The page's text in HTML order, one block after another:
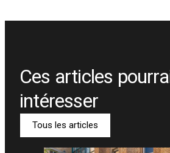
Ces articles
intéresser
Tous les articles